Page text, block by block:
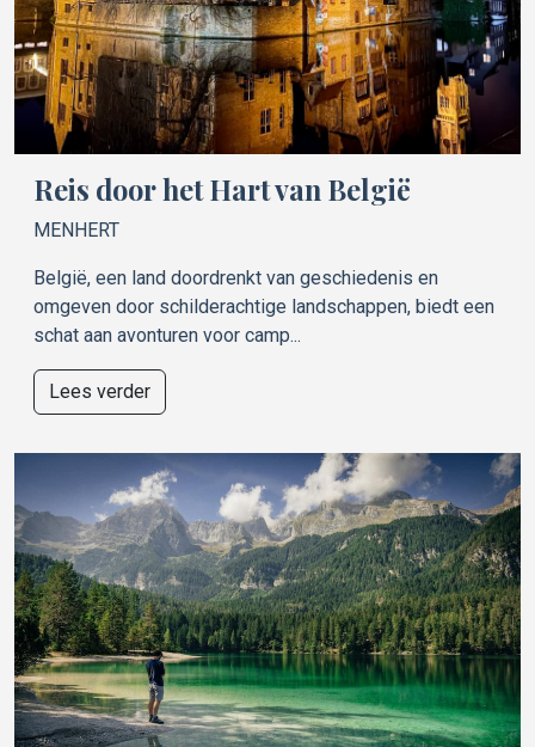
Reis door het Hart van België
MENHERT
België, een land doordrenkt van geschiedenis en
omgeven door schilderachtige landschappen, biedt een
schat aan avonturen voor camp...
Lees verder